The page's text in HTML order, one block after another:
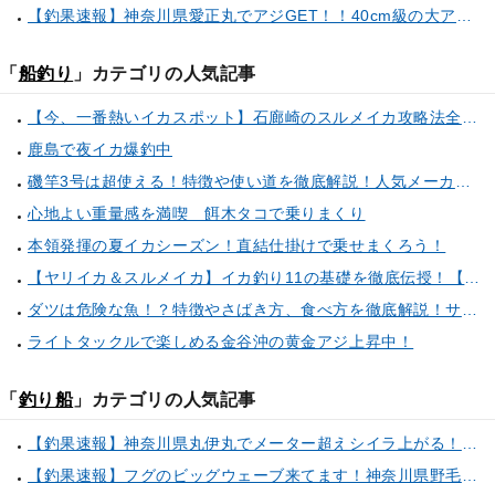
「 船釣り 」カテゴリの人気記事
鹿島で夜イカ爆釣中
心地よい重量感を満喫 餌木タコで乗りまくり
本領発揮の夏イカシーズン！直結仕掛けで乗せまくろう！
ライトタックルで楽しめる金谷沖の黄金アジ上昇中！
「 釣り船」カテゴリの人気記事